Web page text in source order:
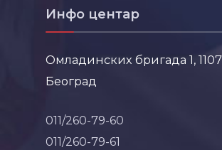
Инфо центар
Омладинских бригада 1,
Београд
011/260-79-60
011/260-79-61